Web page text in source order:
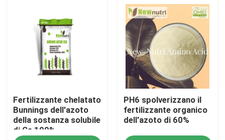
Fertilizzante organico dell'azoto
Fertilizzante dell'umato del potassio
Fertilizzante della polvere dell'estratto dell'alga
Polvere acida fulvica
Fertilizzante chelatato
Bunnings dell'azoto
della sostanza solubile
di Ca 100%
PH6 spolverizzano il
fertilizzante organico
dell'azoto di 60%